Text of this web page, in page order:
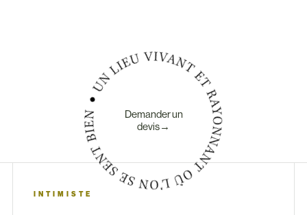
Demander un
devis→
INTIMISTE